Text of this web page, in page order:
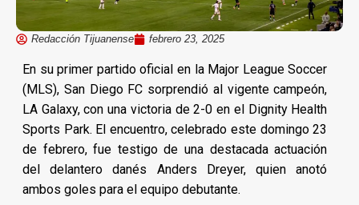
Redacción Tijuanense febrero 23, 2025
En su primer partido oficial en la Major League Soccer
(MLS), San Diego FC sorprendió al vigente campeón,
LA Galaxy, con una victoria de 2-0 en el Dignity Health
Sports Park. El encuentro, celebrado este domingo 23
de febrero, fue testigo de una destacada actuación
del delantero danés Anders Dreyer, quien anotó
ambos goles para el equipo debutante.